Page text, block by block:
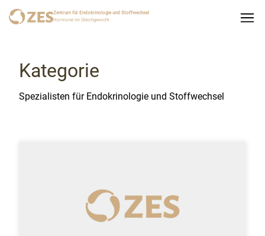
Zentrum für Endokrinologie und Stoffwechsel
Hormone im Gleichgewicht
Kategorie
Spezialisten für Endokrinologie und Stoffwechsel